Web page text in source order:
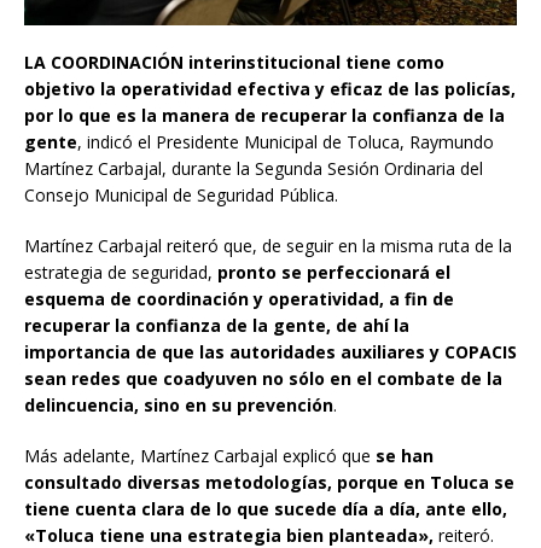
LA COORDINACIÓN interinstitucional tiene como
objetivo la operatividad efectiva y eficaz de las policías,
por lo que es la manera de recuperar la confianza de la
gente, indicó el Presidente Municipal de Toluca, Raymundo
Martínez Carbajal, durante la Segunda Sesión Ordinaria del
Consejo Municipal de Seguridad Pública.
Martínez Carbajal reiteró que, de seguir en la misma ruta de la
estrategia de seguridad, pronto se perfeccionará el
esquema de coordinación y operatividad, a fin de
recuperar la confianza de la gente, de ahí la
importancia de que las autoridades auxiliares y COPACIS
sean redes que coadyuven no sólo en el combate de la
delincuencia, sino en su prevención.
Más adelante, Martínez Carbajal explicó que se han
consultado diversas metodologías, porque en Toluca se
tiene cuenta clara de lo que sucede día a día, ante ello,
«Toluca tiene una estrategia bien planteada», reiteró.